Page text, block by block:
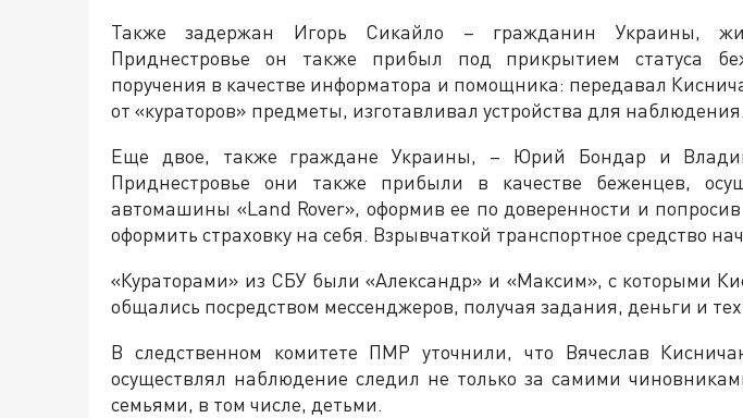
Также задержан Игорь Сикайло – гражданин Украины,
Приднестровье он также прибыл под прикрытием статуса
поручения в качестве информатора и помощника: передавал
от «кураторов» предметы, изготавливал устройства для наблюдения.
Еще двое, также граждане Украины, – Юрий Бондар и
Приднестровье они также прибыли в качестве беженцев,
автомашины «Land Rover», оформив ее по доверенности и
оформить страховку на себя. Взрывчаткой транспортное средство
«Кураторами» из СБУ были «Александр» и «Максим», с которыми
общались посредством мессенджеров, получая задания, деньги и
В следственном комитете ПМР уточнили, что Вячеслав
осуществлял наблюдение следил не только за самими
семьями, в том числе, детьми.